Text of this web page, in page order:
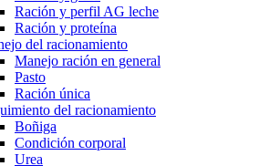
Ración y perfil AG leche
Ración y proteína
del racionamiento
Manejo ración en general
Pasto
Ración única
del racionamiento
Boñiga
Condición corporal
Urea